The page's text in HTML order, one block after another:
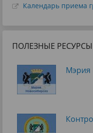
Календарь приема
ПОЛЕЗНЫЕ РЕСУРСЫ
Мэрия